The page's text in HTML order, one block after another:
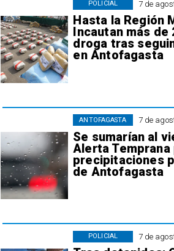
7 de
Hasta la Región
Incautan más
droga tras
en Antofagasta
POLICIAL
7 de
Se sumarían al
Alerta Temprana
precipitaciones
de Antofagasta
ANTOFAGASTA
7 de
POLICIAL